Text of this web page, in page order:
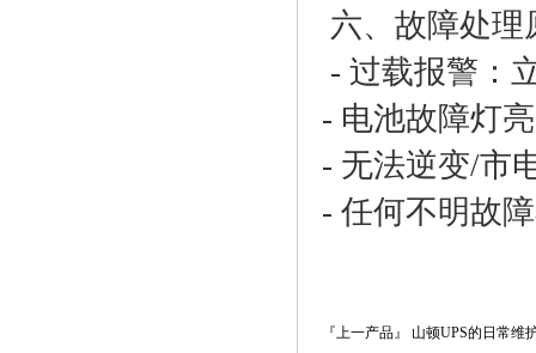
六、故障处理
- 过载报警：
- 电池故障灯
- 无法逆变/市
- 任何不明故
『上一产品』 山顿UPS的日常维